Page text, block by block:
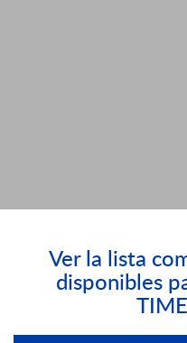
Ver la lista
disponibles